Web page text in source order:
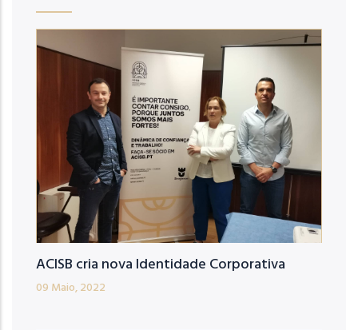
ACISB cria nova Identidade Corporativa
09 Maio, 2022